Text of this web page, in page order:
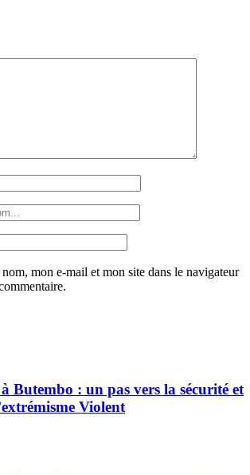
mon e-mail et mon site dans le navigateur
Butembo : un pas vers la sécurité et
Violent